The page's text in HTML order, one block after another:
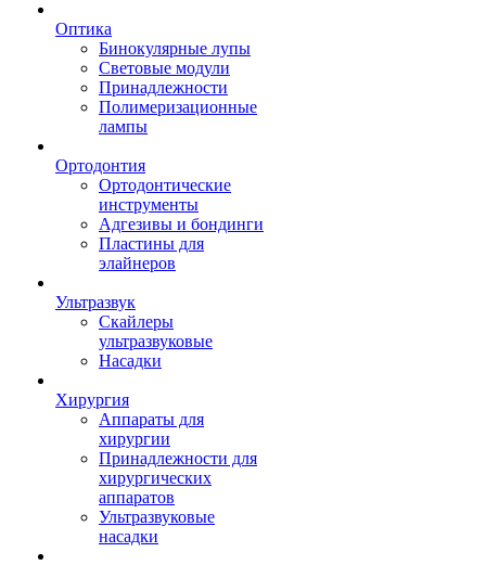
Оптика
Бинокулярные лупы
Световые модули
Принадлежности
Полимеризационные
лампы
Ортодонтия
Ортодонтические
инструменты
Адгезивы и бондинги
Пластины для
элайнеров
Ультразвук
Скайлеры
ультразвуковые
Насадки
Хирургия
Аппараты для
хирургии
Принадлежности для
хирургических
аппаратов
Ультразвуковые
насадки